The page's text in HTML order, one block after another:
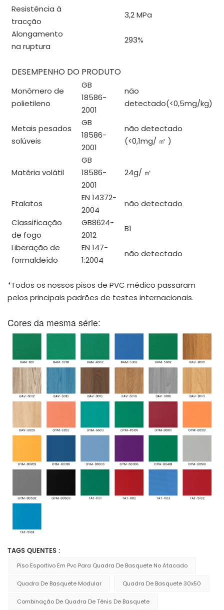
Resistência à
tracção
3,2 MPa
Alongamento
na ruptura
293%
DESEMPENHO DO PRODUTO
Monômero de
polietileno
GB
18586-
2001
não
detectado(<0,5mg/kg)
Metais pesados ​​
solúveis
GB
18586-
2001
não detectado
(<0,1mg/ ㎡ )
Matéria volátil
GB
18586-
2001
24g/ ㎡
Ftalatos
EN 14372-
2004
não detectado
Classificação
de fogo
GB8624-
2012
B1
Liberação de
formaldeído
EN 147-
1:2004
não detectado
*Todos os nossos pisos de PVC médico passaram
pelos principais padrões de testes internacionais.
Cores da mesma série:
TAGS QUENTES :
Piso Esportivo Em Pvc Para Quadra De Basquete No Atacado
Quadra De Basquete Modular Quadra De Basquete 30x50
Combinação De Quadra De Tênis De Basquete